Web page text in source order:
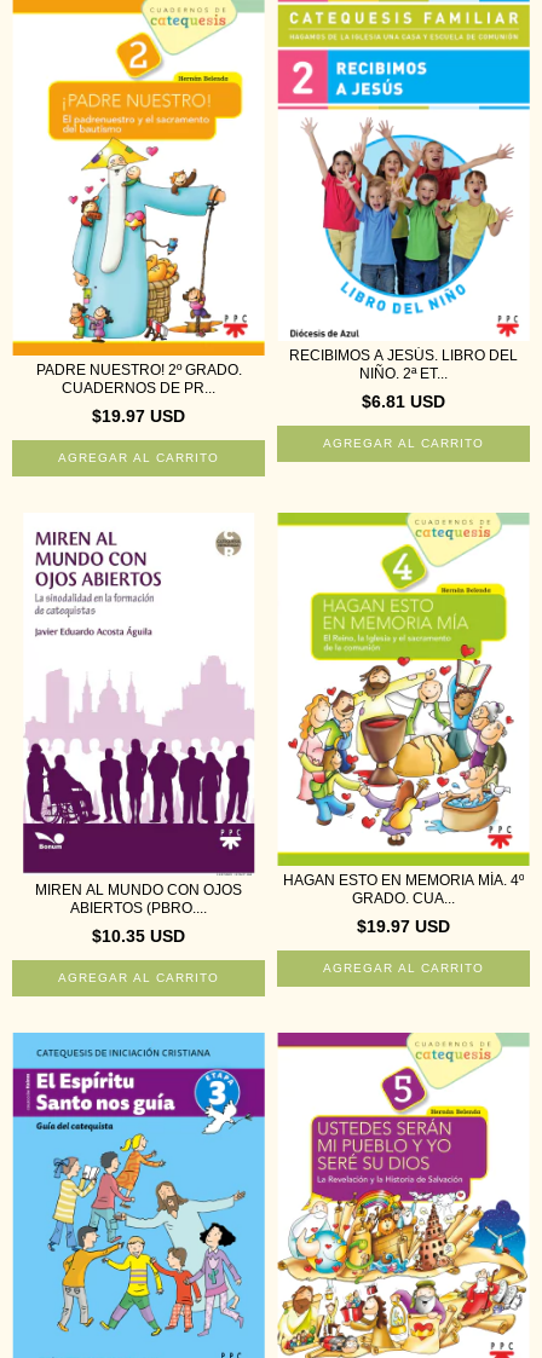
PADRE NUESTRO! 2º GRADO.
CUADERNOS DE PR...
$19.97 USD
RECIBIMOS A JESÚS. LIBRO DEL
NIÑO. 2ª ET...
$6.81 USD
MIREN AL MUNDO CON OJOS
ABIERTOS (PBRO....
$10.35 USD
HAGAN ESTO EN MEMORIA MÍA. 4º
GRADO. CUA...
$19.97 USD